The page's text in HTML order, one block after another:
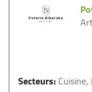
Secteurs: